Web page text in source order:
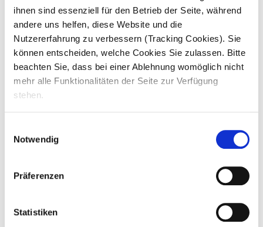
ihnen sind essenziell für den Betrieb der Seite, während
andere uns helfen, diese Website und die
Nutzererfahrung zu verbessern (Tracking Cookies). Sie
können entscheiden, welche Cookies Sie zulassen. Bitte
beachten Sie, dass bei einer Ablehnung womöglich nicht
mehr alle Funktionalitäten der Seite zur Verfügung
stehen.
Notwendig
Präferenzen
Statistiken
E-Mail *
Frühstmögliches Eintrittsdatum
Punkt